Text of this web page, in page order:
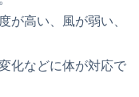
が高い、風が弱い、
化などに体が対応で